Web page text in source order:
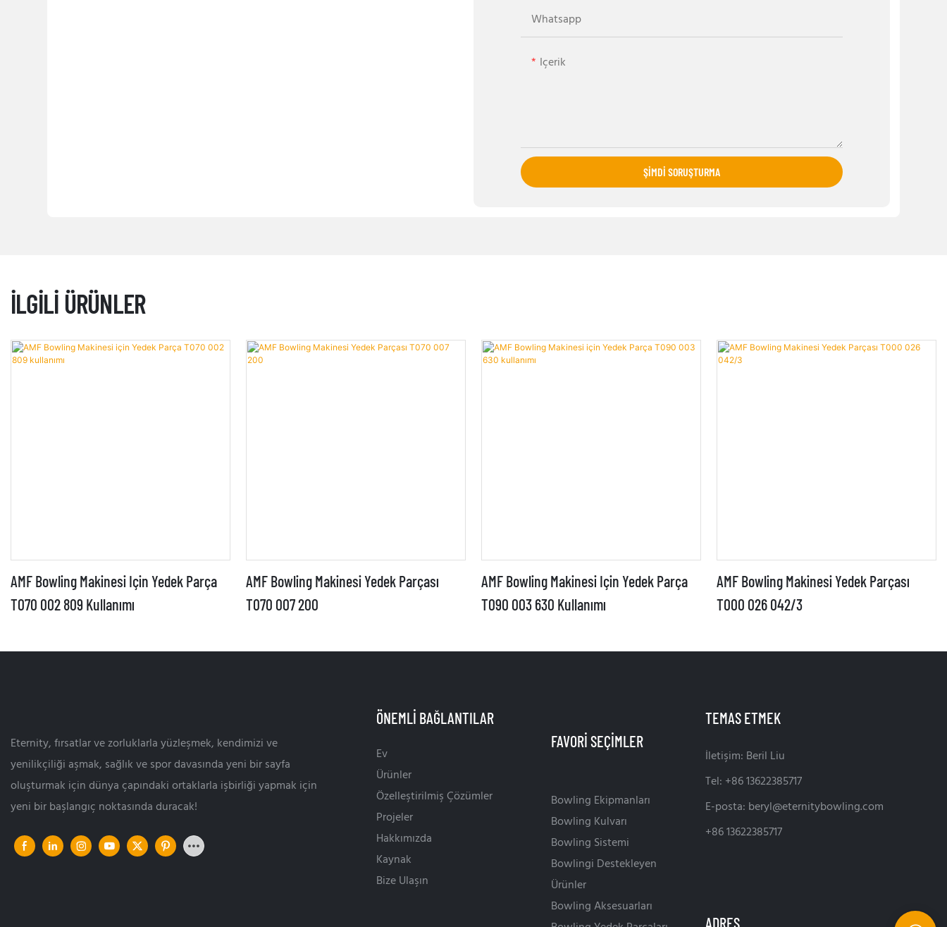
Whatsapp
Içerik
ŞIMDI SORUŞTURMA
İLGILI ÜRÜNLER
AMF Bowling Makinesi Için Yedek Parça
T070 002 809 Kullanımı
AMF Bowling Makinesi Yedek Parçası
T070 007 200
AMF Bowling Makinesi Için Yedek Parça
T090 003 630 Kullanımı
AMF Bowling Makinesi Yedek Parçası
T000 026 042/3
Eternity, fırsatlar ve zorluklarla yüzleşmek, kendimizi ve
yenilikçiliği aşmak, sağlık ve spor davasında yeni bir sayfa
oluşturmak için dünya çapındaki ortaklarla işbirliği yapmak için
yeni bir başlangıç ​​noktasında duracak!
ÖNEMLI BAĞLANTILAR
Ev
Ürünler
Özelleştirilmiş Çözümler
Projeler
Hakkımızda
Kaynak
Bize Ulaşın
FAVORI SEÇIMLER
Bowling Ekipmanları
Bowling Kulvarı
Bowling Sistemi
Bowlingi Destekleyen
Ürünler
Bowling Aksesuarları
TEMAS ETMEK
İletişim: Beril Liu
Tel: +86 13622385717
E-posta: beryl@eternitybowling.com
+86 13622385717
ADRES